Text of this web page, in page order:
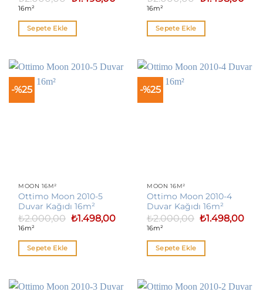
fiyat:
₺1.498,00.
16m²
Sepete Ekle
fiyat:
16m²
Sepete Ekle
-%25
MOON 16M²
Ottimo Moon 2010-5
Duvar Kağıdı 16m²
₺2.000,00 Orijinal
fiyat:
₺1.498,00Şu
₺1.498,00.
16m²
Sepete Ekle
-%25
MOON 16M²
Ottimo Moon 2010-4
Duvar Kağıdı 16m²
₺2.000,00 Orijinal
fiyat:
₺1.498,00Şu
16m²
Sepete Ekle